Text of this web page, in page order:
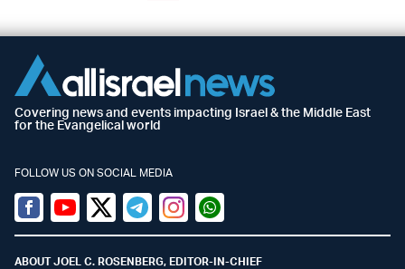
Covering news and events impacting Israel & the Middle East
for the Evangelical world
FOLLOW US ON SOCIAL MEDIA
Facebook
YoutubeTwitter (X)
TelegramInstagramWhatsapp
ABOUT JOEL C. ROSENBERG, EDITOR-IN-CHIEF